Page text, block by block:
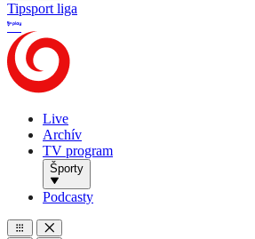
Tipsport liga
Live
Archív
TV program
Športy
Podcasty